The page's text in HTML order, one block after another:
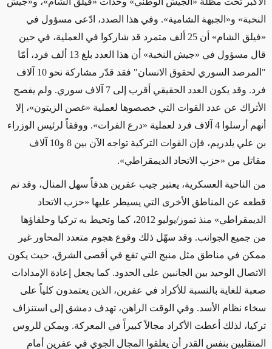
النخبة» و«الجبهة الشامية». وفي هذا الصدد، ادّعى مسؤول في
«فيلق الشام» أن 25 ألف متمرد قد شاركوا في العملية، في حين
قال مسؤول في «جيش النخبة» أن هذا العدد بلغ 13 ألف فرد، أمّا
"المرصد السوري لحقوق الانسان" فقد قدّر مشاركة نحو 10 آلاف
فرد. وقد يكون العدد الحقيقي أقرب إلى 7 آلاف سوري. ولم يفصح
الأتراك عن عدد القوات التي خصصوها لعملية «غصن الزيتون»، إلا
أنهم أرسلوا 4 آلاف فرد لعملية «درع الفرات». ووفقاً لرئيس الوزراء
بن علي يلدريم، فإن القوات التركية تواجه الآن بين 8 و10 آلاف
مقاتل من «حزب الاتحاد الديمقراطي».
من الناحية العسكرية، يعتبر جيب عفرين هدفاً سهل المنال، وقد تم
قطعه عن المناطق الأخرى التي يسيطر عليها «حزب الاتحاد
الديمقراطي» منذ تموز/يوليو 2012، كما وتحيط به تركيا وحلفاؤها
من جميع الجوانب. وقد سهّل ذلك وقوع هجوم متعدد المحاور غير
ممكن في مناطق مثل منبج التي تقع في أقصى الشرق، حيث يكون
الاتصال الوحيد بين الجانبين على الحدود. كما يجعل إعادة الإمدادات
صعبة للغاية بالنسبة للأكراد في عفرين، الذين يعتمدون كلياً على
سخاء نظام الأسد. وفي الوقت الراهن، تهدف دمشق إلى استنزاف
تركيا، لذلك أعطت الأكراد مجالاً كبيراً في المعركة. ويمكن للروس
المتقلبين بنفس القدر أن يغلقوا المجال الجوي في عفرين أمام